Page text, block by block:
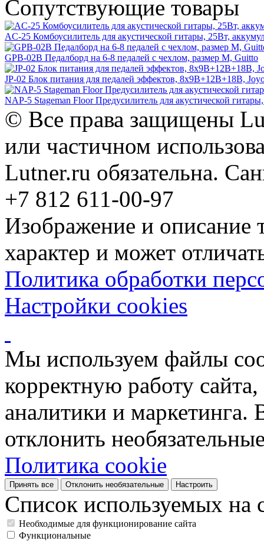
Сопутствующие товары
AC-25 Комбоусилитель для акустической гитары, 25Вт,
GPB-02B Педалборд на 6-8 педалей с чехлом, размер M, Guitto
JP-02 Блок питания для педалей эффектов, 8х9В+12В+18В,
NAP-5 Stageman Floor Предусилитель для акустической
© Все права защищены
или частичном
Lutner.ru обязательна.
+7 812 611-00-97
Изображение и описание
характер и может
Политика обработки
Настройки cookies
Мы используем файлы
корректную работу
аналитики и
отклонить
Политика cookie
Принять все Отклонить необязательные Настроить
Список используемых на
Необходимые для функционирование сайта
Функциональные